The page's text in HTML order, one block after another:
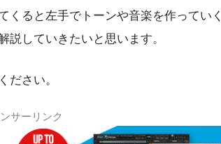
くると左手でトーンや音楽を作ってい
説していきたいと思います。
ださい。
サーリンク